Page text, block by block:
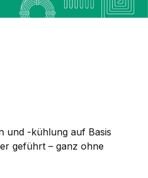
und -kühlung auf Basis
geführt – ganz ohne